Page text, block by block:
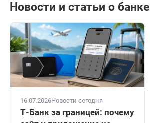
Новости и статьи о банке
16.07.2026Новости сегодня
Т-Банк за границей: почему